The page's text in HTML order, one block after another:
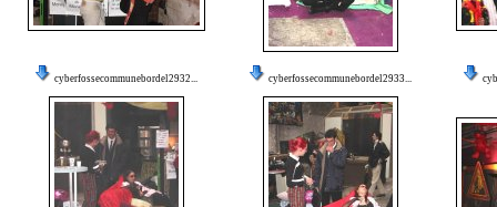
cyberfossecommunebordel2932... cyberfossecommunebordel2933...